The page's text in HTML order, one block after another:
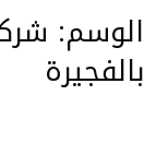
الوسم:
بالفجيرة